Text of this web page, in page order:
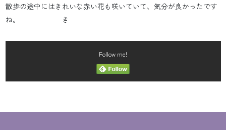
散歩の途中にはきれいな赤い花も咲いていて、気分が良かったです
ね。 き
Follow me!